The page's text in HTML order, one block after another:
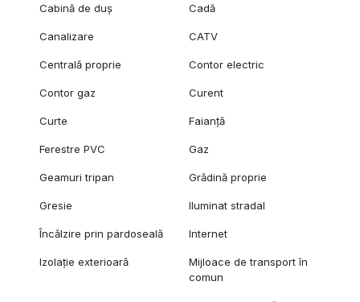
Cabină de duș Cadă
Canalizare CATV
Centrală proprie Contor electric
Contor gaz Curent
Curte Faianță
Ferestre PVC Gaz
Geamuri tripan Grădină proprie
Gresie Iluminat stradal
Încălzire prin pardoseală Internet
Izolație exterioară
Mijloace de transport în
comun